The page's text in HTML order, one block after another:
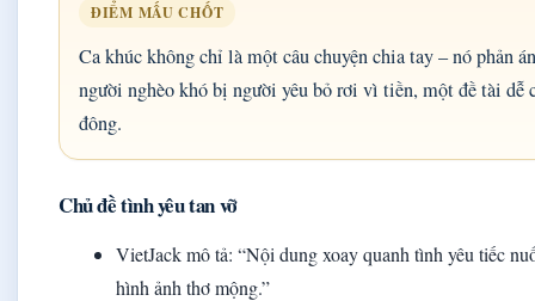
ĐIỂM MẤU CHỐT
Ca khúc không chỉ là một câu chuyện chia tay – nó phản
người nghèo khó bị người yêu bỏ rơi vì tiền, một đề tài dễ
đông.
Chủ đề tình yêu tan vỡ
VietJack mô tả: “Nội dung xoay quanh tình yêu tiếc
hình ảnh thơ mộng.”